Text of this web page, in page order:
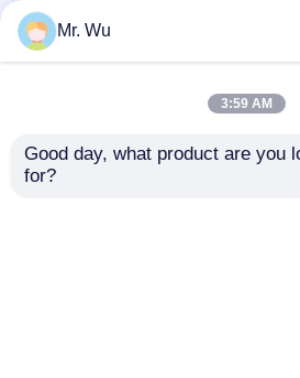
350mm 2000mm heller
Pole Tür-
mm
Mr. Wu
3:59 AM
Good day, what product are you
for?